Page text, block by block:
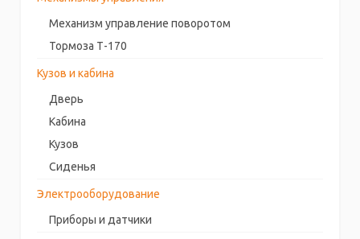
Механизм управление поворотом
Тормоза Т-170
Кузов и кабина
Дверь
Кабина
Кузов
Сиденья
Электрооборудование
Приборы и датчики